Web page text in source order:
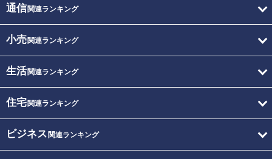
通信関連ランキング
小売関連ランキング
生活関連ランキング
住宅関連ランキング
ビジネス 関連ランキング